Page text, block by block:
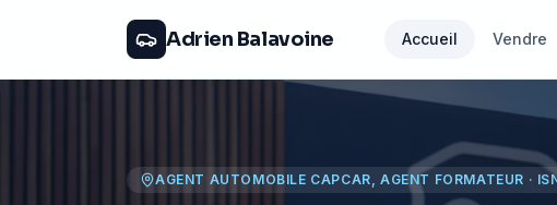
Adrien Balavoine Accueil Vendre
AGENT AUTOMOBILE CAPCAR, AGENT FORMATEUR ·